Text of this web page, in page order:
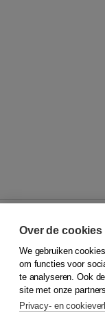
© 2026Koninklijke
Klantenservice
Service & informatie
Contact
Over de
We gebruiken
om functies voor
te analyseren. Ook
site met onze
Privacy- en